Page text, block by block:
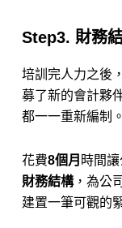
Step3. 財務
培訓完人力之後
募了新的會計夥
都一一重新編制。
花費8個月 時間
財務結構，為公
建置一筆可觀的